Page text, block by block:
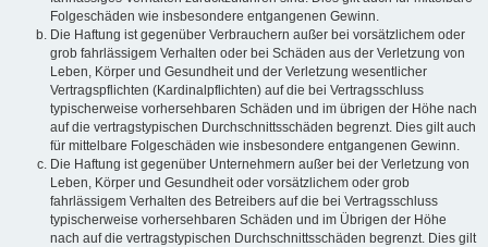
Folgeschäden wie insbesondere entgangenen Gewinn.
Die Haftung ist gegenüber Verbrauchern außer bei vorsätzlichem oder
grob fahrlässigem Verhalten oder bei Schäden aus der Verletzung von
Leben, Körper und Gesundheit und der Verletzung wesentlicher
Vertragspflichten (Kardinalpflichten) auf die bei Vertragsschluss
typischerweise vorhersehbaren Schäden und im übrigen der Höhe nach
auf die vertragstypischen Durchschnittsschäden begrenzt. Dies gilt auch
für mittelbare Folgeschäden wie insbesondere entgangenen Gewinn.
Die Haftung ist gegenüber Unternehmern außer bei der Verletzung von
Leben, Körper und Gesundheit oder vorsätzlichem oder grob
fahrlässigem Verhalten des Betreibers auf die bei Vertragsschluss
typischerweise vorhersehbaren Schäden und im Übrigen der Höhe
nach auf die vertragstypischen Durchschnittsschäden begrenzt. Dies gilt